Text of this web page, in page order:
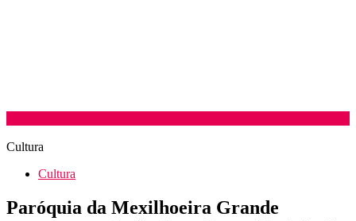
Cultura
Cultura
Paróquia da Mexilhoeira Grande